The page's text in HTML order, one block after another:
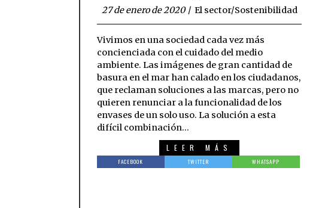
27 de enero de 2020 El sector/Sostenibilidad
Vivimos en una sociedad cada vez más
concienciada con el cuidado del medio
ambiente. Las imágenes de gran cantidad de
basura en el mar han calado en los ciudadanos,
que reclaman soluciones a las marcas, pero no
quieren renunciar a la funcionalidad de los
envases de un solo uso. La solución a esta
difícil combinación…
LEER MÁS
FACEBOOK TWITTER WHATSAPP